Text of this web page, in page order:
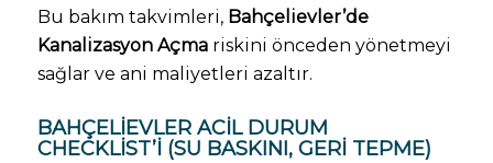
Bu bakım takvimleri, Bahçelievler’de
Kanalizasyon Açmariskini önceden yönetmeyi
sağlar ve ani maliyetleri azaltır.
BAHÇELIEVLER ACIL DURUM
CHECKLIST’I (SU BASKINI, GERI TEPME)